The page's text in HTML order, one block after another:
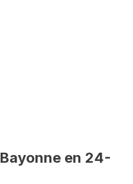
Bayonne en 24-